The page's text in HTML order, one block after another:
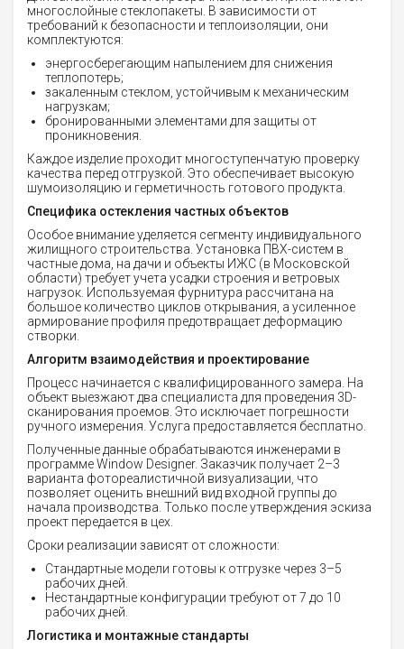
многослойные стеклопакеты. В зависимости от
требований к безопасности и теплоизоляции, они
комплектуются:
энергосберегающим напылением для снижения
теплопотерь;
закаленным стеклом, устойчивым к механическим
нагрузкам;
бронированными элементами для защиты от
проникновения.
Каждое изделие проходит многоступенчатую проверку
качества перед отгрузкой. Это обеспечивает высокую
шумоизоляцию и герметичность готового продукта.
Специфика остекления частных объектов
Особое внимание уделяется сегменту индивидуального
жилищного строительства. Установка ПВХ-систем в
частные дома, на дачи и объекты ИЖС (в Московской
области) требует учета усадки строения и ветровых
нагрузок. Используемая фурнитура рассчитана на
большое количество циклов открывания, а усиленное
армирование профиля предотвращает деформацию
створки.
Алгоритм взаимодействия и проектирование
Процесс начинается с квалифицированного замера. На
объект выезжают два специалиста для проведения 3D-
сканирования проемов. Это исключает погрешности
ручного измерения. Услуга предоставляется бесплатно.
Полученные данные обрабатываются инженерами в
программе Window Designer. Заказчик получает 2–3
варианта фотореалистичной визуализации, что
позволяет оценить внешний вид входной группы до
начала производства. Только после утверждения эскиза
проект передается в цех.
Сроки реализации зависят от сложности:
Стандартные модели готовы к отгрузке через 3–5
рабочих дней.
Нестандартные конфигурации требуют от 7 до 10
рабочих дней.
Логистика и монтажные стандарты